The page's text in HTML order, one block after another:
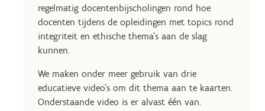
regelmatig docentenbijscholingen rond hoe
docenten tijdens de opleidingen met topics rond
integriteit en ethische thema’s aan de slag
kunnen.
We maken onder meer gebruik van drie
educatieve video's om dit thema aan te kaarten.
Onderstaande video is er alvast één van.